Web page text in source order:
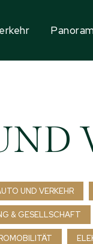
UND VERKEHR
& GESELLSCHAFT